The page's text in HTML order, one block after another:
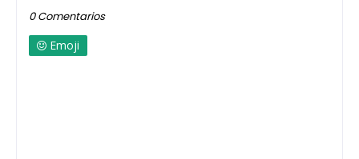
0 Comentarios
Emoji